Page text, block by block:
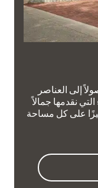
إلى العناصر
نقدمها جمالاً
على كل مساحة